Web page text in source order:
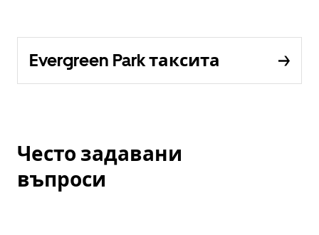
Evergreen Park таксита
Често задавани
въпроси